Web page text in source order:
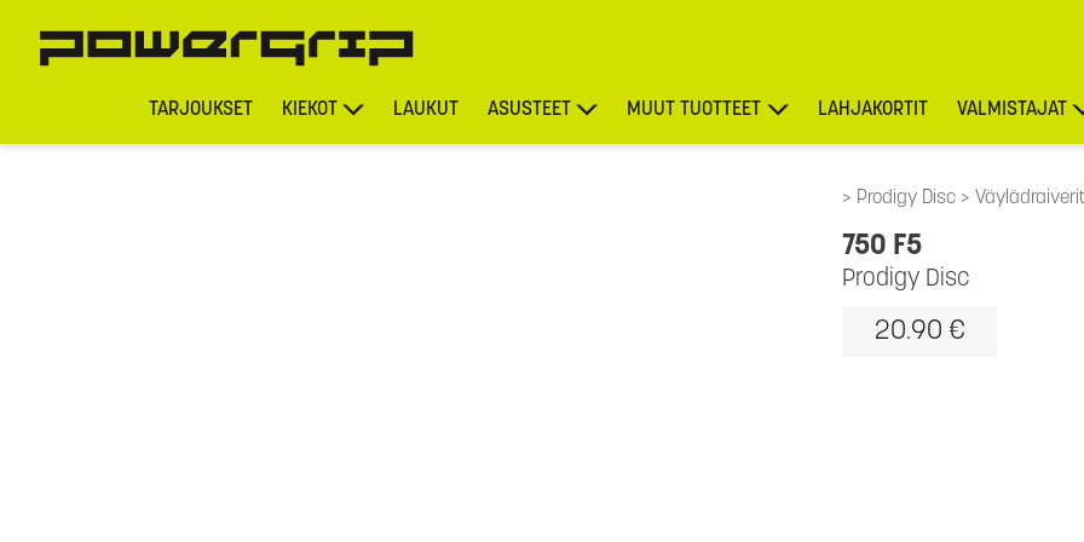
TARJOUKSET KIEKOT LAUKUT ASUSTEET MUUT TUOTTEET LAHJAKORTIT VALMISTAJAT
Prodigy Disc Väylädraiverit
Prodigy Disc
750 F5
20.90 €